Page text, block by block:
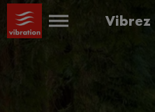
Vibrez